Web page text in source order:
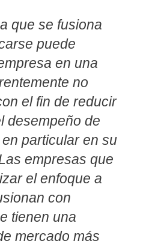
que se fusiona
puede
en una
no
el fin de reducir
desempeño de
particular en su
empresas que
el enfoque a
con
tienen una
mercado más